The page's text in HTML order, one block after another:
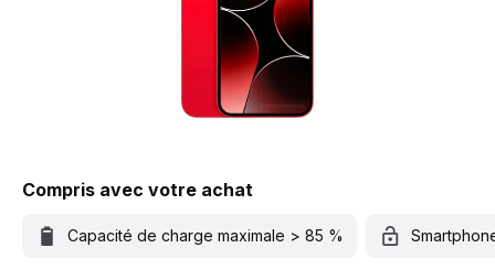
Compris avec votre achat
Capacité de charge maximale > 85 %